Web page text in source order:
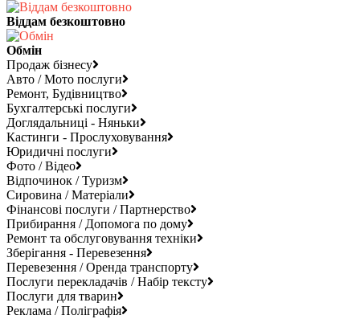
Віддам безкоштовно
Обмін
Продаж бізнесу
Авто / Мото послуги
Ремонт, Будівництво
Бухгалтерські послуги
Доглядальниці - Няньки
Кастинги - Прослуховування
Юридичні послуги
Фото / Відео
Відпочинок / Туризм
Сировина / Матеріали
Фінансові послуги / Партнерство
Прибирання / Допомога по дому
Ремонт та обслуговування техніки
Зберігання - Перевезення
Перевезення / Оренда транспорту
Послуги перекладачів / Набір тексту
Послуги для тварин
Реклама / Поліграфія